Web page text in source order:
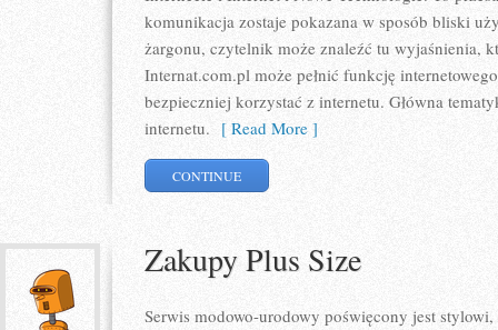
komunikacja zostaje pokazana w sposób bliski
żargonu, czytelnik może znaleźć tu wyjaśnienia,
Internat.com.pl może pełnić funkcję
bezpieczniej korzystać z internetu. Główna
internetu. [ Read More ]
CONTINUE
Zakupy Plus Size
Serwis modowo-urodowy poświęcony jest